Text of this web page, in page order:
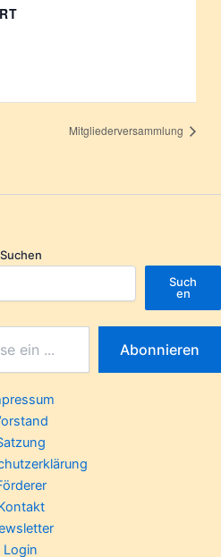
Mitgliederversammlung
Suchen
Such
en
Abonnieren
Login